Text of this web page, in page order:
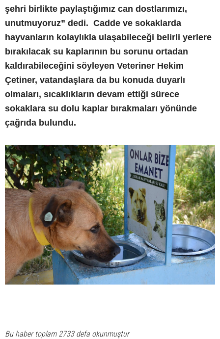
şehri birlikte paylaştığımız can dostlarımızı,
unutmuyoruz” dedi. Cadde ve sokaklarda
hayvanların kolaylıkla ulaşabileceği belirli yerlere
bırakılacak su kaplarının bu sorunu ortadan
kaldırabileceğini söyleyen Veteriner Hekim
Çetiner, vatandaşlara da bu konuda duyarlı
olmaları, sıcaklıkların devam ettiği sürece
sokaklara su dolu kaplar bırakmaları yönünde
çağrıda bulundu.
Bu haber toplam 2733 defa okunmuştur